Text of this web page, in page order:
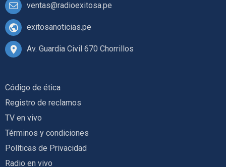
ventas@radioexitosa.pe
exitosanoticias.pe
Av. Guardia Civil 670 Chorrillos
Código de ética
Registro de reclamos
TV en vivo
Términos y condiciones
Políticas de Privacidad
Radio en vivo